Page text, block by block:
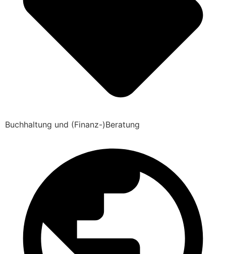
Buchhaltung und (Finanz-)Beratung